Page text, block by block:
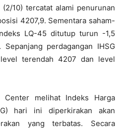
10) tercatat alami penurunan
4207,9. Sementara saham-
LQ-45 ditutup turun -1,5
perdagangan IHSG
terendah 4207 dan level
Center melihat Indeks Harga
hari ini diperkirakan akan
yang terbatas. Secara